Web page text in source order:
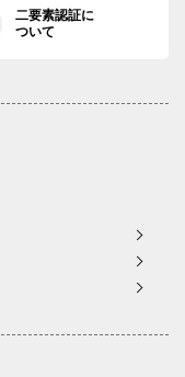
二要素認証に
ついて